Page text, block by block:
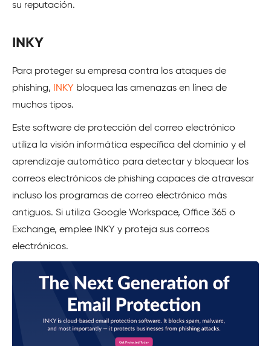
su reputación.
INKY
Para proteger su empresa contra los ataques de
phishing,
INKY bloquea las amenazas en línea de
muchos tipos.
Este software de protección del correo electrónico
utiliza la visión informática específica del dominio y el
aprendizaje automático para detectar y bloquear los
correos electrónicos de phishing capaces de atravesar
incluso los programas de correo electrónico más
antiguos. Si utiliza Google Workspace, Office 365 o
Exchange, emplee INKY y proteja sus correos
electrónicos.